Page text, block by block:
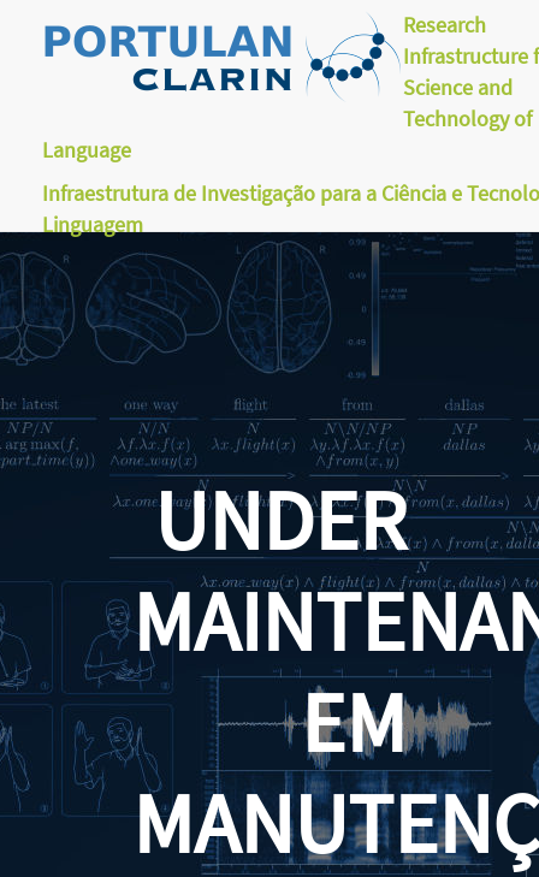
Research
Infrastructure
Science and
Technology of
Language
Infraestrutura de Investigação para a Ciência e
Linguagem
UNDER
EM